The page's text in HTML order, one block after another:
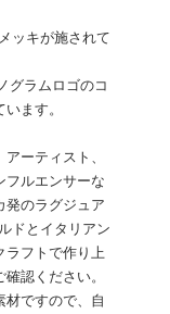
ッキが施されて
グラムロゴのコ
ます。
ーティスト、
フルエンサーな
発のラグジュア
ドとイタリアン
ラフトで作り上
認ください。
材ですので、自